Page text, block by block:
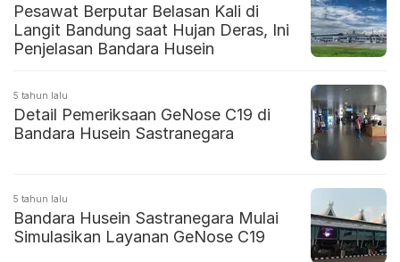
Pesawat Berputar Belasan Kali di
Langit Bandung saat Hujan Deras, Ini
Penjelasan Bandara Husein
5 tahun lalu
Detail Pemeriksaan GeNose C19 di
Bandara Husein Sastranegara
5 tahun lalu
Bandara Husein Sastranegara Mulai
Simulasikan Layanan GeNose C19